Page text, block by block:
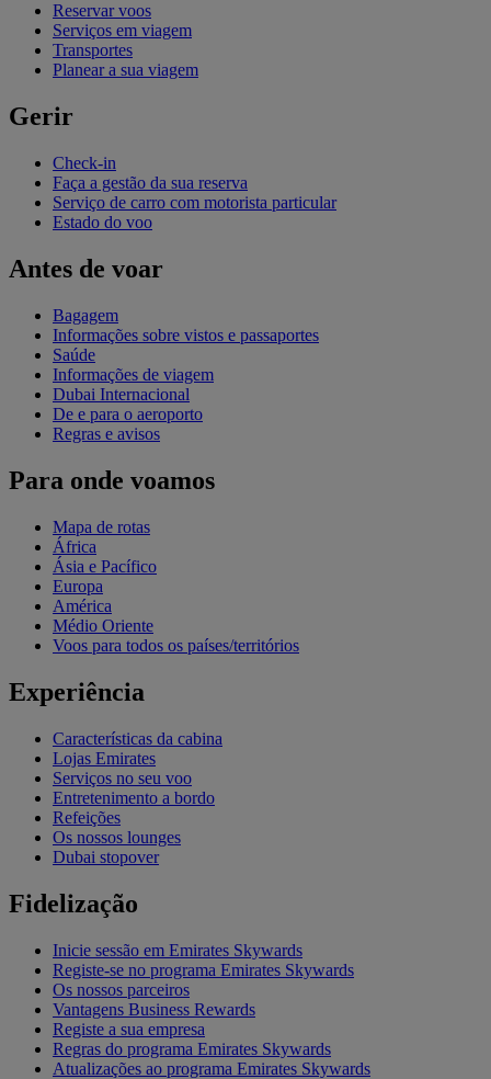
Reservar voos
Serviços em viagem
Transportes
Planear a sua viagem
Gerir
Check-in
Faça a gestão da sua reserva
Serviço de carro com motorista particular
Estado do voo
Antes de voar
Bagagem
Informações sobre vistos e passaportes
Saúde
Informações de viagem
Dubai Internacional
De e para o aeroporto
Regras e avisos
Para onde voamos
Mapa de rotas
África
Ásia e Pacífico
Europa
América
Médio Oriente
Voos para todos os países/territórios
Experiência
Características da cabina
Lojas Emirates
Serviços no seu voo
Entretenimento a bordo
Refeições
Os nossos lounges
Dubai stopover
Fidelização
Inicie sessão em Emirates Skywards
Registe-se no programa Emirates Skywards
Os nossos parceiros
Vantagens Business Rewards
Registe a sua empresa
Regras do programa Emirates Skywards
Atualizações ao programa Emirates Skywards